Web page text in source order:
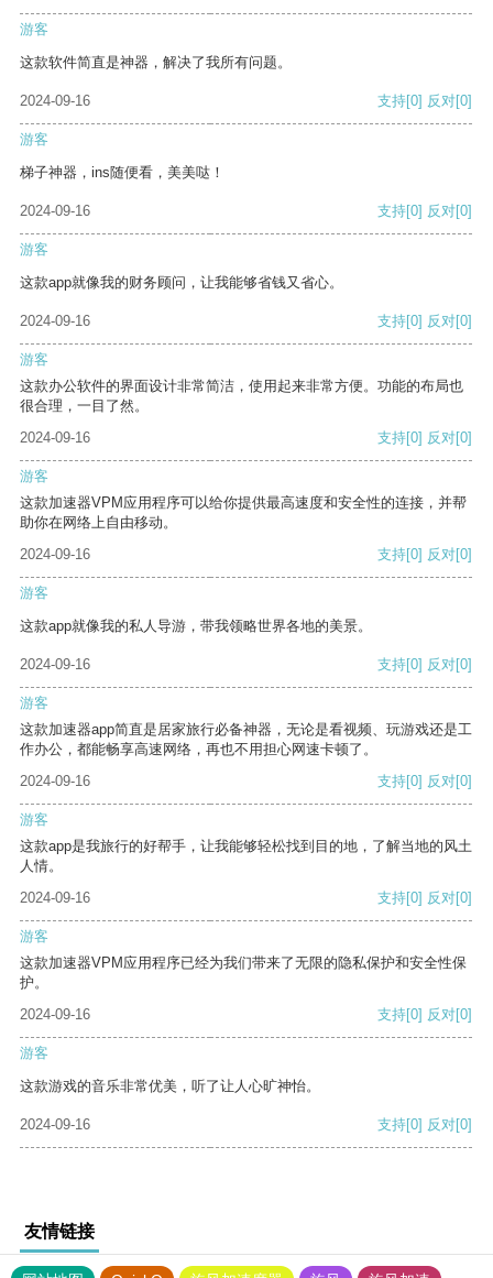
游客
这款软件简直是神器，解决了我所有问题。
2024-09-16 支持[0] 反对[0]
游客
梯子神器，ins随便看，美美哒！
2024-09-16 支持[0] 反对[0]
游客
这款app就像我的财务顾问，让我能够省钱又省心。
2024-09-16 支持[0] 反对[0]
游客
这款办公软件的界面设计非常简洁，使用起来非常方便。功能的布局也
很合理，一目了然。
2024-09-16
支持[0] 反对[0]
游客
这款加速器VPM应用程序可以给你提供最高速度和安全性的连接，并帮
助你在网络上自由移动。
2024-09-16
支持[0] 反对[0]
游客
这款app就像我的私人导游，带我领略世界各地的美景。
2024-09-16 支持[0] 反对[0]
游客
这款加速器app简直是居家旅行必备神器，无论是看视频、玩游戏还是工
作办公，都能畅享高速网络，再也不用担心网速卡顿了。
2024-09-16
支持[0] 反对[0]
游客
这款app是我旅行的好帮手，让我能够轻松找到目的地，了解当地的风土
人情。
2024-09-16
支持[0] 反对[0]
游客
这款加速器VPM应用程序已经为我们带来了无限的隐私保护和安全性保
护。
2024-09-16
支持[0] 反对[0]
游客
这款游戏的音乐非常优美，听了让人心旷神怡。
2024-09-16 支持[0] 反对[0]
友情链接